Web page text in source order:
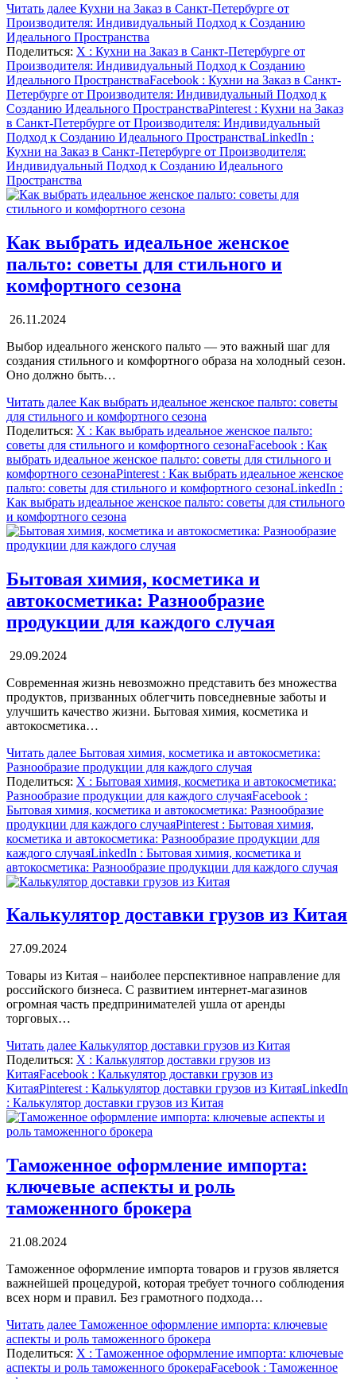
Читать далее Кухни на Заказ в Санкт-Петербурге от
Производителя: Индивидуальный Подход к Созданию
Идеального Пространства
Поделиться: X : Кухни на Заказ в Санкт-Петербурге от
Производителя: Индивидуальный Подход к Созданию
Идеального ПространстваFacebook : Кухни на Заказ в Санкт-
Петербурге от Производителя: Индивидуальный Подход к
Созданию Идеального ПространстваPinterest : Кухни на Заказ
в Санкт-Петербурге от Производителя: Индивидуальный
Подход к Созданию Идеального ПространстваLinkedIn :
Кухни на Заказ в Санкт-Петербурге от Производителя:
Индивидуальный Подход к Созданию Идеального
Пространства
Как выбрать идеальное женское
пальто: советы для стильного и
комфортного сезона
26.11.2024
Выбор идеального женского пальто — это важный шаг для
создания стильного и комфортного образа на холодный сезон.
Оно должно быть…
Читать далее Как выбрать идеальное женское пальто: советы
для стильного и комфортного сезона
Поделиться: X : Как выбрать идеальное женское пальто:
советы для стильного и комфортного сезонаFacebook : Как
выбрать идеальное женское пальто: советы для стильного и
комфортного сезонаPinterest : Как выбрать идеальное женское
пальто: советы для стильного и комфортного сезонаLinkedIn :
Как выбрать идеальное женское пальто: советы для стильного
и комфортного сезона
Бытовая химия, косметика и
автокосметика: Разнообразие
продукции для каждого случая
29.09.2024
Современная жизнь невозможно представить без множества
продуктов, призванных облегчить повседневные заботы и
улучшить качество жизни. Бытовая химия, косметика и
автокосметика…
Читать далее Бытовая химия, косметика и автокосметика:
Разнообразие продукции для каждого случая
Поделиться: X : Бытовая химия, косметика и автокосметика:
Разнообразие продукции для каждого случаяFacebook :
Бытовая химия, косметика и автокосметика: Разнообразие
продукции для каждого случаяPinterest : Бытовая химия,
косметика и автокосметика: Разнообразие продукции для
каждого случаяLinkedIn : Бытовая химия, косметика и
автокосметика: Разнообразие продукции для каждого случая
Калькулятор доставки грузов из Китая
27.09.2024
Товары из Китая – наиболее перспективное направление для
российского бизнеса. С развитием интернет-магазинов
огромная часть предпринимателей ушла от аренды
торговых…
Читать далее Калькулятор доставки грузов из Китая
Поделиться: X : Калькулятор доставки грузов из
КитаяFacebook : Калькулятор доставки грузов из
КитаяPinterest : Калькулятор доставки грузов из КитаяLinkedIn
: Калькулятор доставки грузов из Китая
Таможенное оформление импорта:
ключевые аспекты и роль
таможенного брокера
21.08.2024
Таможенное оформление импорта товаров и грузов является
важнейшей процедурой, которая требует точного соблюдения
всех норм и правил. Без грамотного подхода…
Читать далее Таможенное оформление импорта: ключевые
аспекты и роль таможенного брокера
Поделиться: X : Таможенное оформление импорта: ключевые
аспекты и роль таможенного брокераFacebook : Таможенное